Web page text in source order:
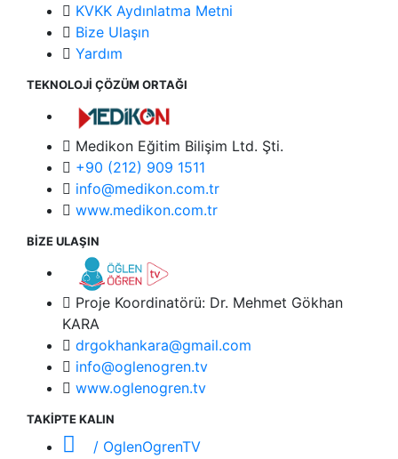
KVKK Aydınlatma Metni
Bize Ulaşın
Yardım
TEKNOLOJİ ÇÖZÜM ORTAĞI
Medikon Eğitim Bilişim Ltd. Şti.
+90 (212) 909 1511
info@medikon.com.tr
www.medikon.com.tr
BİZE ULAŞIN
Proje Koordinatörü: Dr. Mehmet Gökhan
KARA
drgokhankara@gmail.com
info@oglenogren.tv
www.oglenogren.tv
TAKİPTE KALIN
/ OglenOgrenTV